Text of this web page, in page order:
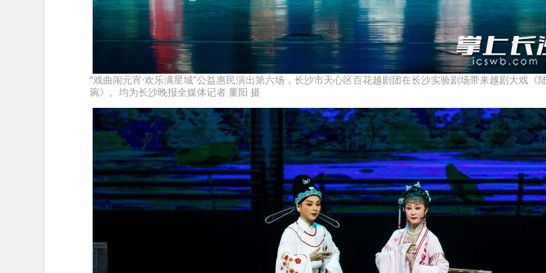
“戏曲闹元宵·欢乐满星城”公益惠民演出第六场，长沙市天心区百花越剧团在长沙实验剧场带来越剧大戏《
琬》。均为长沙晚报全媒体记者 董阳 摄